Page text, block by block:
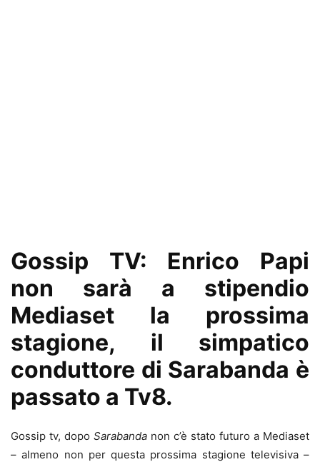
Gossip TV: Enrico Papi
non sarà a stipendio
Mediaset la prossima
stagione, il simpatico
conduttore di Sarabanda è
passato a Tv8.
Gossip tv, dopo Sarabanda non c’è stato futuro a Mediaset
– almeno non per questa prossima stagione televisiva –